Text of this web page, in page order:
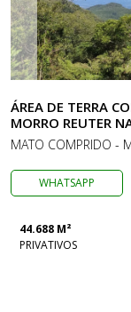
ÁREA DE TERRA
MORRO REUTER
MATO COMPRIDO -
WHATSAPP
44.688 M²
PRIVATIVOS